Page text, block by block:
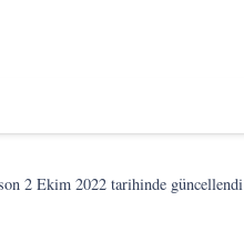
2 Ekim 2022 tarihinde güncellendi